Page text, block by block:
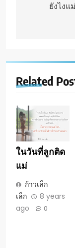
ยังไงแ
Related
ในวันที่ลูกติด
แม่
ก้าวเล็ก
เล็ก
8 years
ago
0